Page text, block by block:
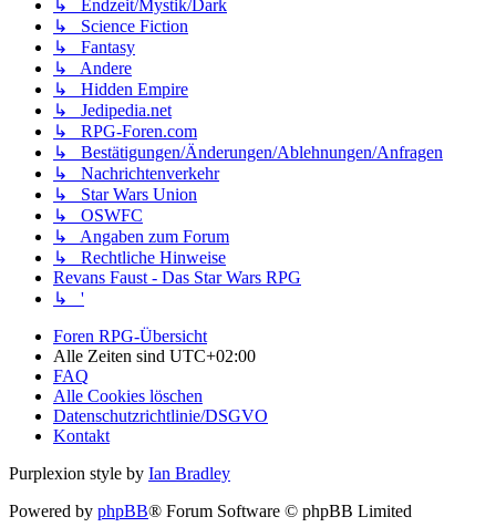
↳ Endzeit/Mystik/Dark
↳ Science Fiction
↳ Fantasy
↳ Andere
↳ Hidden Empire
↳ Jedipedia.net
↳ RPG-Foren.com
↳ Bestätigungen/Änderungen/Ablehnungen/Anfragen
↳ Nachrichtenverkehr
↳ Star Wars Union
↳ OSWFC
↳ Angaben zum Forum
↳ Rechtliche Hinweise
Revans Faust - Das Star Wars RPG
↳ '
Foren RPG-Übersicht
Alle Zeiten sind UTC+02:00
FAQ
Alle Cookies löschen
Datenschutzrichtlinie/DSGVO
Kontakt
Purplexion style by Ian Bradley
Powered by phpBB® Forum Software © phpBB Limited